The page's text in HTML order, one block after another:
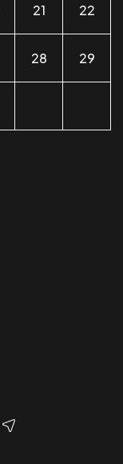
21 22
28 29